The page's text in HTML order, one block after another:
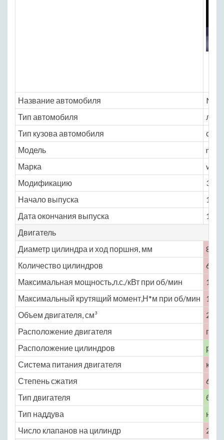
Название автомобиля
Тип автомобиля
Тип кузова автомобиля
Модель
Марка
Модификацию
3.0
Начало выпуска
1951
Дата окончания выпуска
1957
Двигатель
Диаметр цилиндра и ход поршня, мм
85 ×
Количество цилиндров
6
Максимальная мощность,л.с./кВт при об/мин
115
Максимальный крутящий момент,Н*м при об/мин
195
Объем двигателя, см³
2996
Расположение двигателя
Расположение цилиндров
Система питания двигателя
Степень сжатия
6.4
Тип двигателя
Тип наддува
нет
Число клапанов на цилиндр
2